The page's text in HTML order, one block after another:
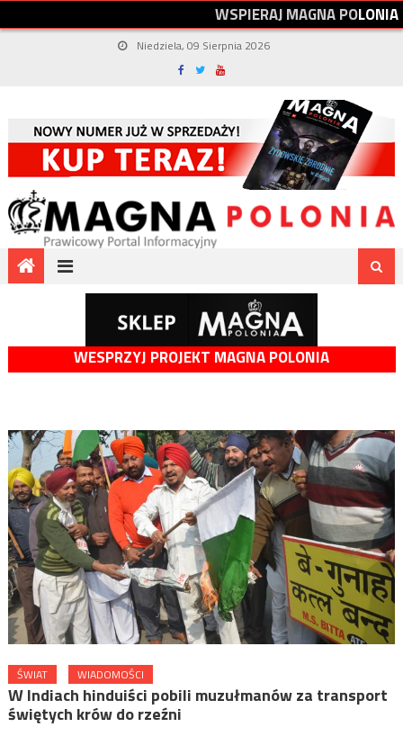
WSPIERAJMAGNAPOLONIA
Niedziela, 09 Sierpnia 2026
WESPRZYJ PROJEKT MAGNA POLONIA
ŚWIAT WIADOMOŚCI
W Indiach hinduiści pobili muzułmanów za transport
świętych krów do rzeźni